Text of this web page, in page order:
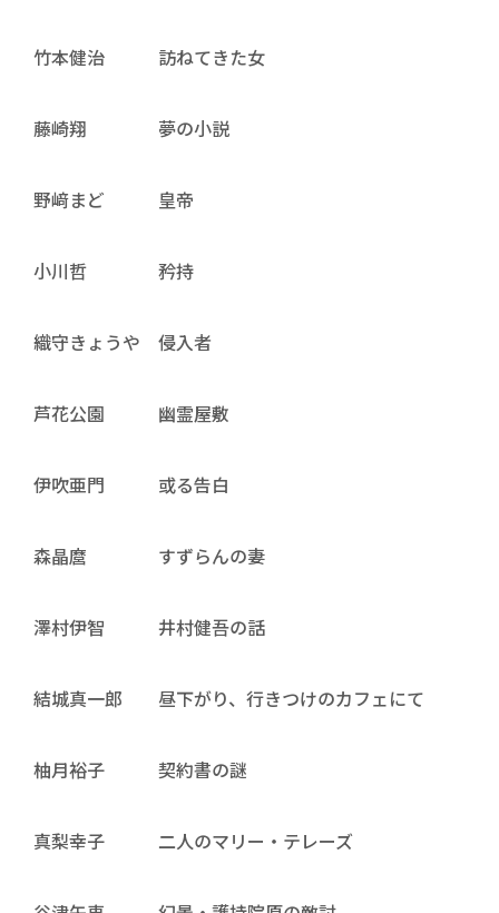
竹本健治 訪ねてきた女
藤崎翔 夢の小説
野﨑まど 皇帝
小川哲 矜持
織守きょうや 侵入者
芦花公園 幽霊屋敷
伊吹亜門 或る告白
森晶麿 すずらんの妻
澤村伊智 井村健吾の話
結城真一郎 昼下がり、行きつけのカフェにて
柚月裕子 契約書の謎
真梨幸子 二人のマリー・テレーズ